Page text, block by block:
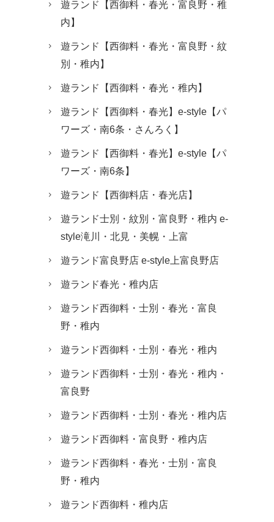
遊ランド【西御料・春光・富良野・稚
内】
遊ランド【西御料・春光・富良野・紋
別・稚内】
遊ランド【西御料・春光・稚内】
遊ランド【西御料・春光】e-style【パ
ワーズ・南6条・さんろく】
遊ランド【西御料・春光】e-style【パ
ワーズ・南6条】
遊ランド【西御料店・春光店】
遊ランド士別・紋別・富良野・稚内 e-
style滝川・北見・美幌・上富
遊ランド富良野店 e-style上富良野店
遊ランド春光・稚内店
遊ランド西御料・士別・春光・富良
野・稚内
遊ランド西御料・士別・春光・稚内
遊ランド西御料・士別・春光・稚内・
富良野
遊ランド西御料・士別・春光・稚内店
遊ランド西御料・富良野・稚内店
遊ランド西御料・春光・士別・富良
野・稚内
遊ランド西御料・稚内店